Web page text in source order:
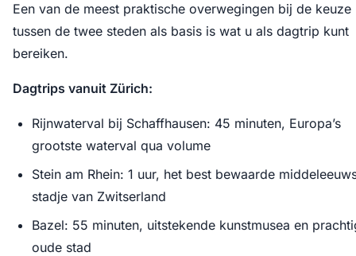
Een van de meest praktische overwegingen bij de keuze
tussen de twee steden als basis is wat u als dagtrip kunt
bereiken.
Dagtrips vanuit Zürich:
Rijnwaterval bij Schaffhausen: 45 minuten, Europa’s
grootste waterval qua volume
Stein am Rhein: 1 uur, het best bewaarde
stadje van Zwitserland
Bazel: 55 minuten, uitstekende kunstmusea en
oude stad